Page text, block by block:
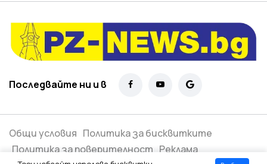
Последвайте ни и в
Общи условия Политика за бисквитките
Политика за поверителност Реклама